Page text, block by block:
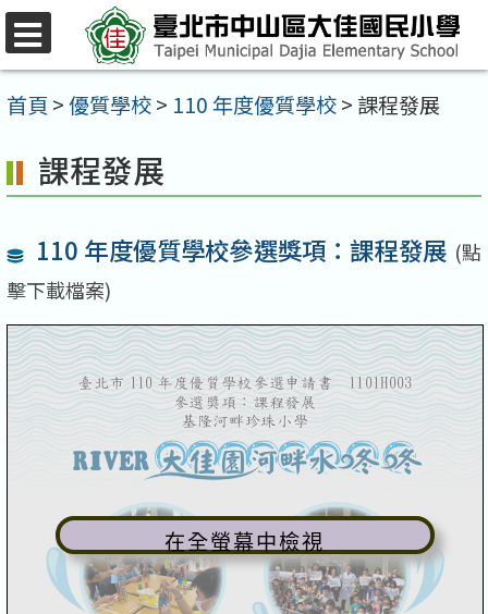
跳
至
主
內
容
首頁 >優質學校> 110 年度優質學校> 課程發展
課程發展
110 年度優質學校參選獎項：課程發展 (點
擊下載檔案)
在全螢幕中檢視
選
單